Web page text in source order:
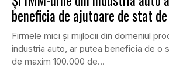
beneficia de ajutoare de stat
Firmele mici şi mijlocii din domeniul
industria auto, ar putea beneficia de o
de maxim 100.000 de...